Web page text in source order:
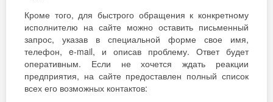
Кроме того, для быстрого обращения к конкретному
исполнителю на сайте можно оставить письменный
запрос, указав в специальной форме свое имя,
телефон, e-mail, и описав проблему. Ответ будет
оперативным. Если не хочется ждать реакции
предприятия, на сайте предоставлен полный список
всех его возможных контактов: